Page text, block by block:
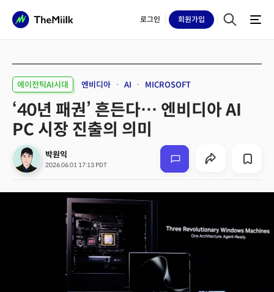
로그인 회원가입
에이전틱AI시대 엔비디아 AI MICROSOFT
‘40년 패권’ 흔든다… 엔비디아 AI
PC 시장 진출의 의미
박원익
2026.06.01 17:13 PDT